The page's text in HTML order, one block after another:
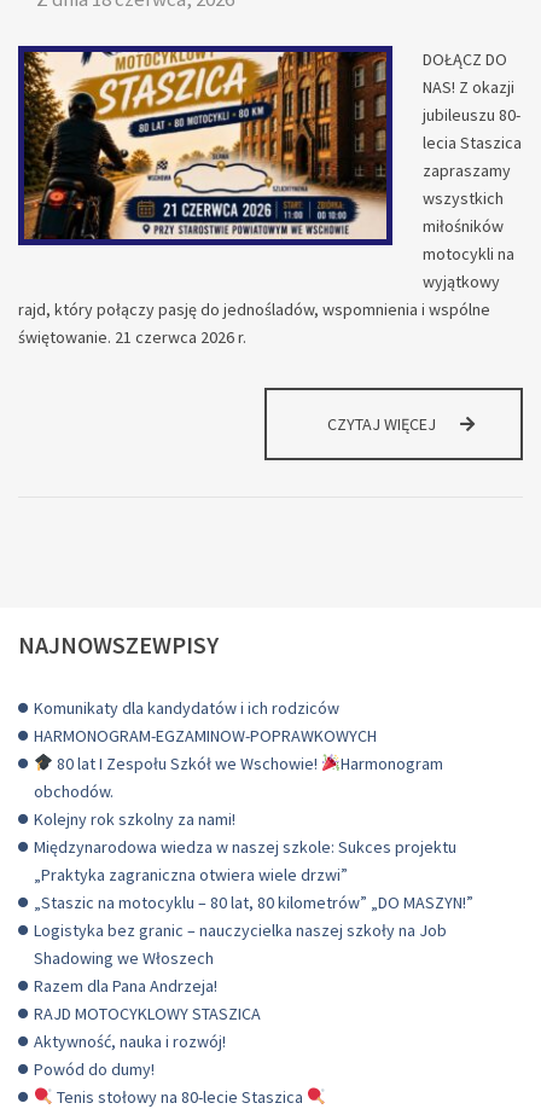
DOŁĄCZ DO
NAS! Z okazji
jubileuszu 80-
lecia Staszica
zapraszamy
wszystkich
miłośników
motocykli na
wyjątkowy
rajd, który połączy pasję do jednośladów, wspomnienia i wspólne
świętowanie. 21 czerwca 2026 r.
CZYTAJ WIĘCEJ RAJD
NAJNOWSZEWPISY
Komunikaty dla kandydatów i ich rodziców
HARMONOGRAM-EGZAMINOW-POPRAWKOWYCH
80 lat I Zespołu Szkół we Wschowie!
Harmonogram
obchodów.
Kolejny rok szkolny za nami!
Międzynarodowa wiedza w naszej szkole: Sukces projektu
„Praktyka zagraniczna otwiera wiele drzwi”
„Staszic na motocyklu – 80 lat, 80 kilometrów” „DO MASZYN!”
Logistyka bez granic – nauczycielka naszej szkoły na Job
Shadowing we Włoszech
Razem dla Pana Andrzeja!
RAJD MOTOCYKLOWY STASZICA
Aktywność, nauka i rozwój!
Powód do dumy!
Tenis stołowy na 80-lecie Staszica